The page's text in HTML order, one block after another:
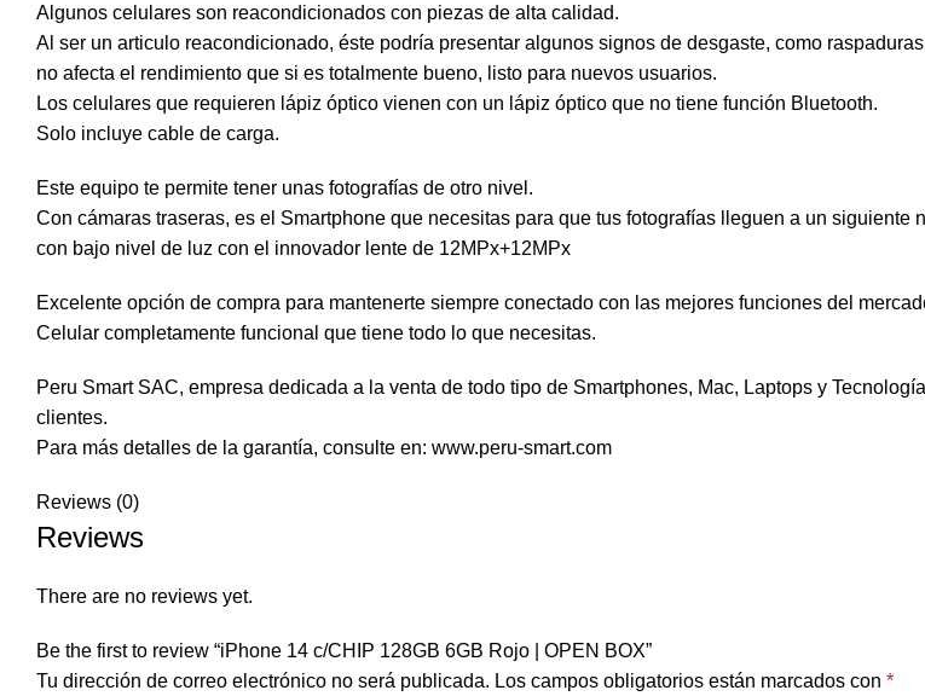
Algunos celulares son reacondicionados con piezas de alta calidad.
Al ser un articulo reacondicionado, éste podría presentar algunos signos de desgaste, como
no afecta el rendimiento que si es totalmente bueno, listo para nuevos usuarios.
Los celulares que requieren lápiz óptico vienen con un lápiz óptico que no tiene función Bluetooth.
Solo incluye cable de carga.
Este equipo te permite tener unas fotografías de otro nivel.
Con cámaras traseras, es el Smartphone que necesitas para que tus fotografías lleguen a un
con bajo nivel de luz con el innovador lente de 12MPx+12MPx
Excelente opción de compra para mantenerte siempre conectado con las mejores funciones del
Celular completamente funcional que tiene todo lo que necesitas.
Peru Smart SAC, empresa dedicada a la venta de todo tipo de Smartphones, Mac, Laptops y
clientes.
Para más detalles de la garantía, consulte en: www.peru-smart.com
Reviews (0)
Reviews
There are no reviews yet.
Be the first to review “iPhone 14 c/CHIP 128GB 6GB Rojo | OPEN BOX”
Tu dirección de correo electrónico no será publicada. Los campos obligatorios están marcados con *